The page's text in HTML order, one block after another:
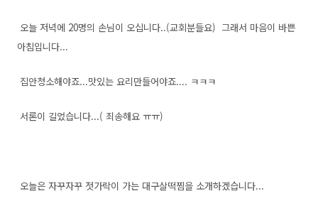
오늘 저녁에 20명의 손님이 오십니다..(교회분들요) 그래서 마음이 바쁜
아침입니다...
집안청소해야죠...맛있는 요리만들어야죠.... ㅋㅋㅋ
서론이 길었습니다...( 죄송해요 ㅠㅠ)
오늘은 자꾸자꾸 젓가락이 가는 대구살떡찜을 소개하겠습니다...